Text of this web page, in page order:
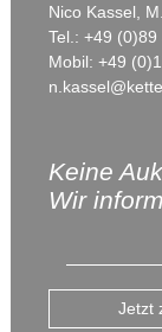
Nico Kassel,
Tel.: +49
Mobil: +49
Keine
Wir
Jetzt